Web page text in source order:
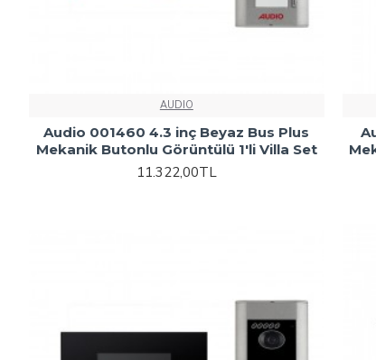
AUDIO
Audio 001460 4.3 inç Beyaz Bus Plus
Mekanik Butonlu Görüntülü 1'li Villa Set
11.322,00TL